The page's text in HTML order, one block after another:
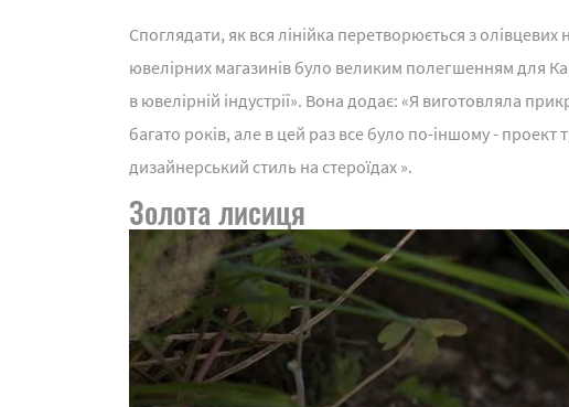
Споглядати, як вся лінійка перетворюється з
ювелірних магазинів було великим полегшенням для
в ювелірній індустрії». Вона додає: «Я виготовляла
багато років, але в цей раз все було по-іншому - проект
дизайнерський стиль на стероїдах ».
Золота лисиця